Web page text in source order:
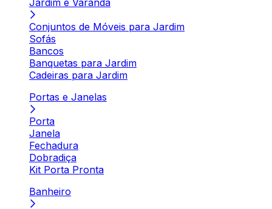
Jardim e Varanda
Conjuntos de Móveis para Jardim
Sofás
Bancos
Banquetas para Jardim
Cadeiras para Jardim
Portas e Janelas
Porta
Janela
Fechadura
Dobradiça
Kit Porta Pronta
Banheiro